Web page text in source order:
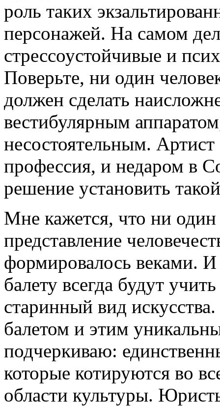
роль таких
персонажей. На самом
стрессоустойчивые и
Поверьте, ни один
должен сделать
вестибулярным
несостоятельным. Артист
профессия, и недаром в
решение установить
Мне кажется, что ни
представление
формировалось веками.
балету всегда будут
старинный вид
балетом и этим
подчеркиваю:
которые котируются во
области культуры.